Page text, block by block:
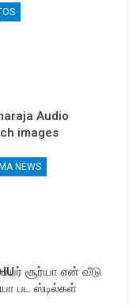
Audio
images
NEWS
சூர்யா என் வீடு
பட ஸ்டில்கள்